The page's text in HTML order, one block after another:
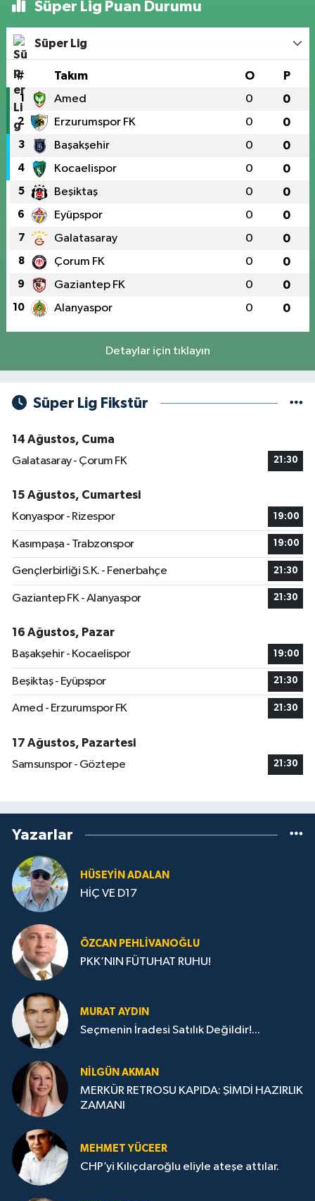
Süper Lig Puan Durumu
Süper Lig
# Takım O P
1 Amed 0 0
2 Erzurumspor FK 0 0
3 Başakşehir 0 0
4 Kocaelispor 0 0
5 Beşiktaş 0 0
6 Eyüpspor 0 0
7 Galatasaray 0 0
8 Çorum FK 0 0
9 Gaziantep FK 0 0
10 Alanyaspor 0 0
Detaylar için tıklayın
Süper Lig Fikstür
14 Ağustos, Cuma
Galatasaray - Çorum FK
21:30
15 Ağustos, Cumartesi
Konyaspor - Rizespor
19:00
Kasımpaşa - Trabzonspor 19:00
Gençlerbirliği S.K. - Fenerbahçe 21:30
Gaziantep FK - Alanyaspor 21:30
16 Ağustos, Pazar
Başakşehir - Kocaelispor
19:00
Beşiktaş - Eyüpspor 21:30
Amed - Erzurumspor FK 21:30
17 Ağustos, Pazartesi
Samsunspor - Göztepe
21:30
Yazarlar
HÜSEYIN ADALAN
HİÇ VE D17
ÖZCAN PEHLIVANOĞLU
PKK’NIN FÜTUHAT RUHU!
MURAT AYDIN
Seçmenin İradesi Satılık Değildir!...
NILGÜN AKMAN
MERKÜR RETROSU KAPIDA: ŞİMDİ HAZIRLIK
ZAMANI
MEHMET YÜCEER
CHP’yi Kılıçdaroğlu eliyle ateşe attılar.